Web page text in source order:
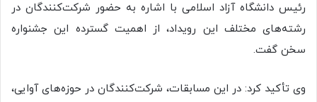
رئیس دانشگاه آزاد اسلامی با اشاره به حضور شرکت‌کنندگان در
رشته‌های مختلف این رویداد، از اهمیت گسترده این جشنواره
سخن گفت.
وی تأکید کرد: در این مسابقات، شرکت‌کنندگان در حوزه‌های آوایی،